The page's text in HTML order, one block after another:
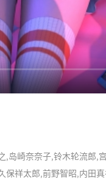
,岛崎奈奈子,铃木轮流郎,
祥太郎,前野智昭,内田